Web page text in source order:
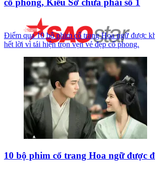
cổ phong, Kiều Sở chưa phải số 1
Điểm qua 10 bộ phim cổ trang Hoa ngữ được
hết lời vì tái hiện trọn vẹn vẻ đẹp cổ phong.
10 bộ phim cổ trang Hoa ngữ được